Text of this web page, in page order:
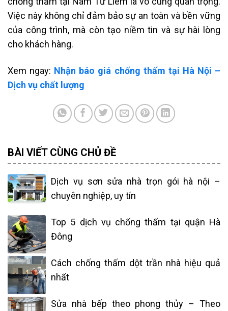
Việc này không chỉ đảm bảo sự an toàn và bền vững
của công trình, mà còn tạo niềm tin và sự hài lòng
cho khách hàng.
Xem ngay: Nhận báo giá chống thấm tại Hà Nội –
Dịch vụ chất lượng
BÀI VIẾT CÙNG CHỦ ĐỀ
Dịch vụ sơn sửa nhà trọn gói hà nội –
chuyên nghiệp, uy tín
Top 5 dịch vụ chống thấm tại quận Hà
Đông
Cách chống thấm dột trần nhà hiệu quả
nhất
Sửa nhà bếp theo phong thủy – Theo